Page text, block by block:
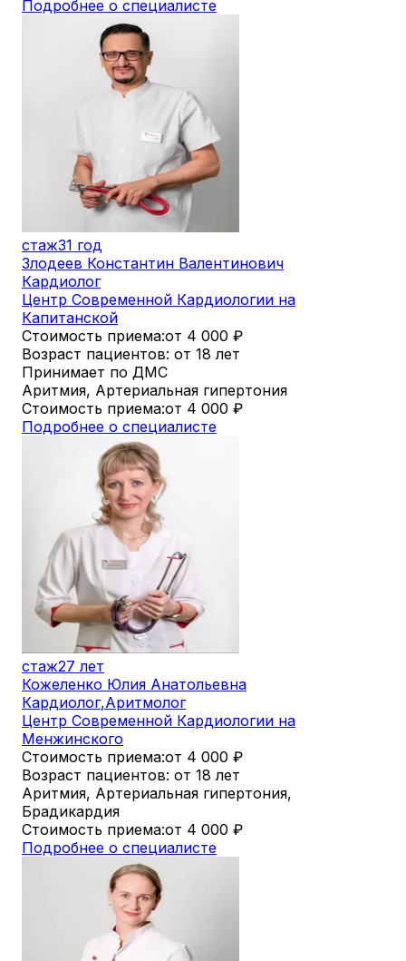
Подробнее о специалисте
стаж31 год
Злодеев Константин Валентинович
Кардиолог
Центр Современной Кардиологии на
Капитанской
Стоимость приема:от 4 000 ₽
Возраст пациентов: от 18 лет
Принимает по ДМС
Аритмия, Артериальная гипертония
Стоимость приема:от 4 000 ₽
Подробнее о специалисте
стаж27 лет
Кожеленко Юлия Анатольевна
Кардиолог,Аритмолог
Центр Современной Кардиологии на
Менжинского
Стоимость приема:от 4 000 ₽
Возраст пациентов: от 18 лет
Аритмия, Артериальная гипертония,
Брадикардия
Стоимость приема:от 4 000 ₽
Подробнее о специалисте